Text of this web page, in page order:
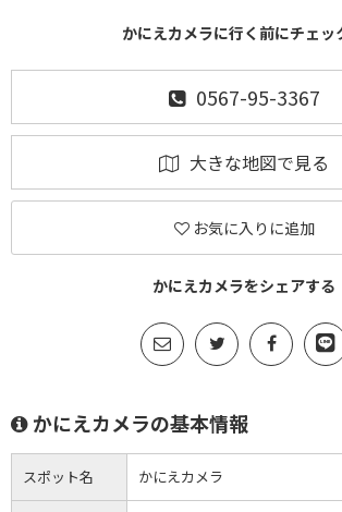
かにえカメラに行く前にチェッ
0567-95-3367
大きな地図で見る
お気に入りに追加
かにえカメラをシェアする
かにえカメラの基本情報
スポット名 かにえカメラ